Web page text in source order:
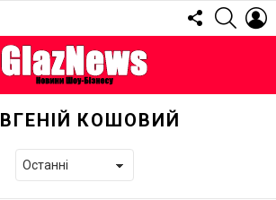
FOLLOW
US
КОШОВИЙ